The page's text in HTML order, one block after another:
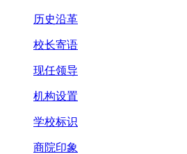
历史沿革
校长寄语
现任领导
机构设置
学校标识
商院印象